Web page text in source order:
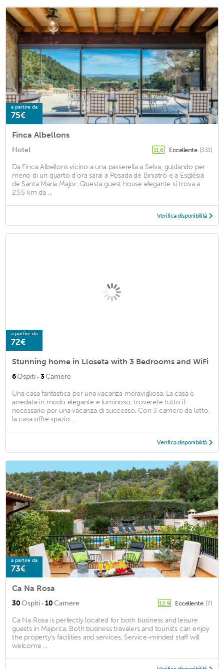
a partire da
75€
Finca Albellons
Hotel 11,6 Eccellente (331)
Da Finca Albellons vicino a una passerella a Selva, guidando per
meno di un quarto d'ora sarai a Posada de Biniatró e a Església
de Santa Maria Major. Questa guest house elegante si trova a
23,5 km da ...
Verifica disponibilità
a partire da
72€
Stunning home in Lloseta with 3 Bedrooms and WiFi
6Ospiti · 3Camere
Una casa fantastica per una vacanza meravigliosa. La casa è
arredata in modo elegante e luminoso, troverete tutto il
necessario per una vacanza di successo. Con 3 camere da letto,
la casa offre spazio ...
Verifica disponibilità
a partire da
73€
Ca Na Rosa
30Ospiti · 10Camere 12,9 Eccellente (7)
Ca Na Rosa is perfectly located for both business and leisure
guests in Majorca. Both business travelers and tourists can enjoy
the property's facilities and services. Service-minded staff will
welcome ...